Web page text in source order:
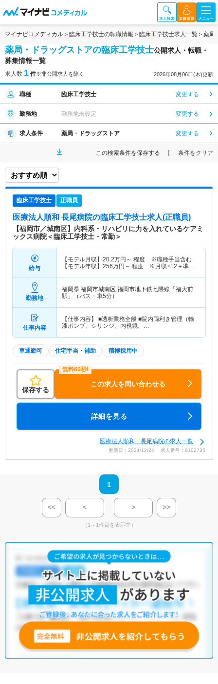
マイナビコメディカル 臨床工学技士の転職情報 臨床工学技士求人一覧 薬局
薬局・ドラッグストアの臨床工学技士公開求人・転職・
募集情報一覧
求人数 1 件※非公開求人を除く 2026年08月06日(木)更新
職種 臨床工学技士 変更する
勤務地 勤務地未設定 変更する
求人条件 薬局・ドラッグストア 変更する
この検索条件を保存する 条件をクリア
臨床工学技士 正職員
医療法人順和 長尾病院の臨床工学技士求人(正職員)
【福岡市／城南区】内科系・リハビリに力を入れているケアミ
ックス病院＜臨床工学技士・常勤＞
給与
【モデル月収】 20.2万円～ 程度 ※職種手当含む
【モデル年収】 256万円～ 程度 ※月収×12＋準夜
勤務地
福岡県 福岡市城南区 福岡市地下鉄七隈線「福大前
駅」（バス・車5分）
仕事内容
【仕事内容】 ■透析業務全般 ■院内両利き管理（輸
液ポンプ、シリンジ、内視鏡、…
車通勤可 住宅手当・補助 積極採用中
保存する
この求人を問い合わせる
詳細を見る
医療法人順和 長尾病院の求人一覧
更新日：2024/12/24 求人番号：9102735
1
<< < > >>
（1～1件目を表示中）